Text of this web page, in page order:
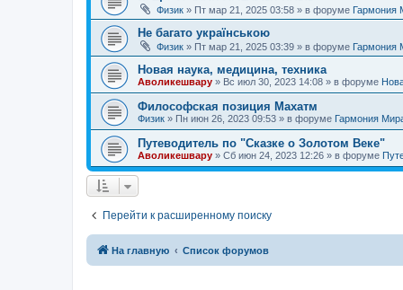
Физик » Пт мар 21, 2025 03:58 » в форуме Гармония
Не багато українською
Физик » Пт мар 21, 2025 03:39 » в форуме Гармония
Новая наука, медицина, техника
Аволикешвару » Вс июл 30, 2023 14:08 » в форуме
Философская позиция Махатм
Физик » Пн июн 26, 2023 09:53 » в форуме Гармония
Путеводитель по "Сказке о Золотом Веке"
Аволикешвару » Сб июн 24, 2023 12:26 » в форуме
Перейти к расширенному поиску
На главную Список форумов